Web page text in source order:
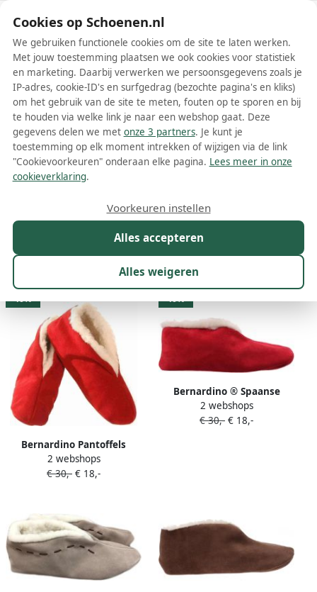
Schoenen.nl
Wis filters Alle filters
Bernardino schoenen
Meer lezen
Kleur Prijs
132 resultaten:
40%
Bernardino Pantoffels
Kinderen Spaanse Sloffen
Rood
2 webshops
€ 30,- € 18,-
40%
Bernardino ® Spaanse
Sloffen 100% Wol Rood
2 webshops
€ 30,- € 18,-
Cookies op Schoenen.nl
We gebruiken functionele cookies om de site te laten werken.
Met jouw toestemming plaatsen we ook cookies voor statistiek
en marketing. Daarbij verwerken we persoonsgegevens zoals je
IP-adres, cookie-ID's en surfgedrag (bezochte pagina's en kliks)
om het gebruik van de site te meten, fouten op te sporen en bij
te houden via welke link je naar een webshop gaat. Deze
gegevens delen we met onze 3 partners. Je kunt je
toestemming op elk moment intrekken of wijzigen via de link
"Cookievoorkeuren" onderaan elke pagina. Lees meer in onze
cookieverklaring.
Alles accepteren
Alles weigeren
Voorkeuren instellen